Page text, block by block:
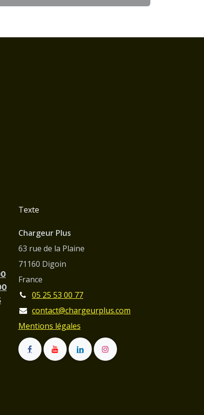
Texte
Chargeur Plus
63 rue de la Plaine
71160 Digoin
France
05 25 53 00 77
contact@chargeurplus.com
Mentions légales